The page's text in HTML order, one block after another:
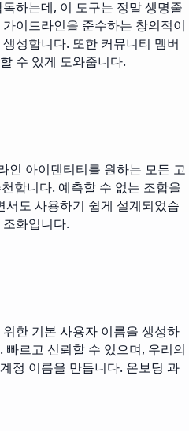
하는데, 이 도구는 정말 생명줄
이드라인을 준수하는 창의적이
성합니다. 또한 커뮤니티 멤버
수 있게 도와줍니다.
인 아이덴티티를 원하는 모든 고
합니다. 예측할 수 없는 조합을
도 사용하기 쉽게 설계되었습
화입니다.
한 기본 사용자 이름을 생성하
르고 신뢰할 수 있으며, 우리의
정 이름을 만듭니다. 온보딩 과